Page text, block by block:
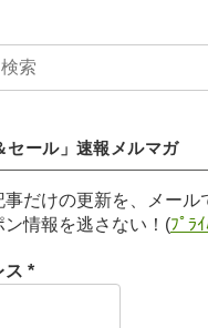
セール」速報メルマガ
事だけの更新を、メール
ン情報を逃さない！(ﾌﾟﾗ
ス *